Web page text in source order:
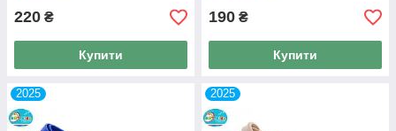
220 ₴
Купити
190 ₴
Купити
2025 2025